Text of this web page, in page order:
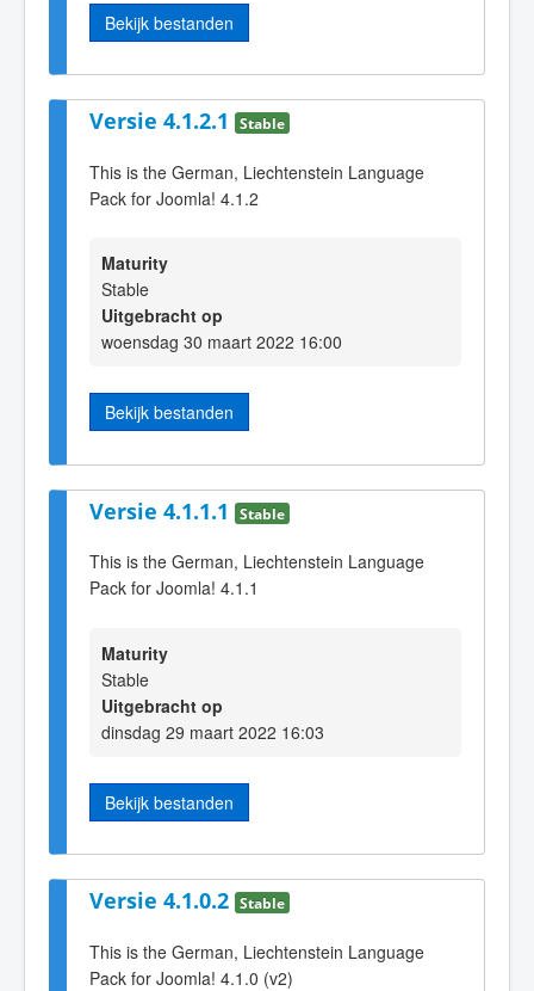
Bekijk bestanden
Versie 4.1.2.1 Stable
This is the German, Liechtenstein Language
Pack for Joomla! 4.1.2
Maturity
Stable
Uitgebracht op
woensdag 30 maart 2022 16:00
Bekijk bestanden
Versie 4.1.1.1 Stable
This is the German, Liechtenstein Language
Pack for Joomla! 4.1.1
Maturity
Stable
Uitgebracht op
dinsdag 29 maart 2022 16:03
Bekijk bestanden
Versie 4.1.0.2 Stable
This is the German, Liechtenstein Language
Pack for Joomla! 4.1.0 (v2)